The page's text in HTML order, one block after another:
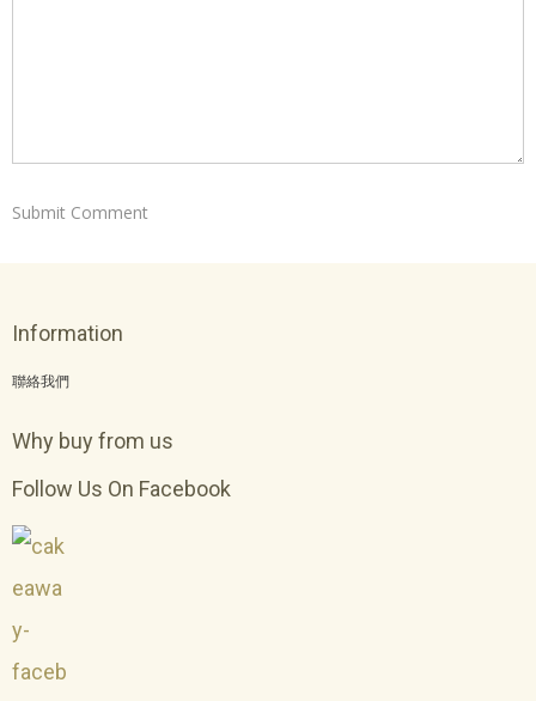
Information
聯絡我們
Why buy from us
Follow Us On Facebook